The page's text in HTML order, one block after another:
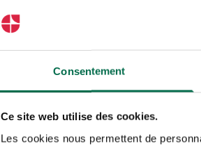
Consentement
Ce site web utilise des cookies.
Les cookies nous permettent de
Je souhaite
activité
cette
personnelles